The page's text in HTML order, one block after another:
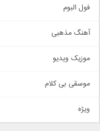
اجتماعی
حماسی
سنتی
اهنگ بندرعباسی
دمو
مذهبی
فول البوم
آهنگ مذهبی
موزیک ویدیو
موسقی بی کلام
ویژه